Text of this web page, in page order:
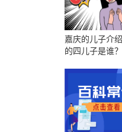
嘉庆的儿子介
的四儿子是谁？